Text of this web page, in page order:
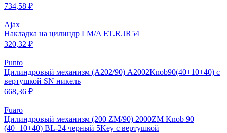
734,58 ₽
Ajax
Накладка на цилиндр LM/A ET.R.JR54
320,32 ₽
Punto
Цилиндровый механизм (A202/90) A2002Knob90(40+10+40) с
вертушкой SN никель
668,36 ₽
Fuaro
Цилиндровый механизм (200 ZM/90) 2000ZM Knob 90
(40+10+40) BL-24 черный 5Key с вертушкой